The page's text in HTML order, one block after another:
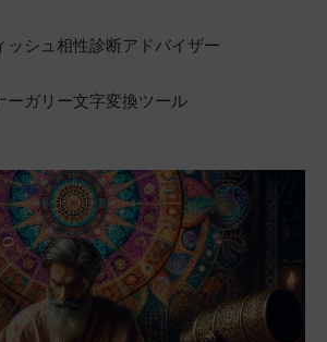
ッシュ相性診断アドバイザー
ーガリー文字変換ツール